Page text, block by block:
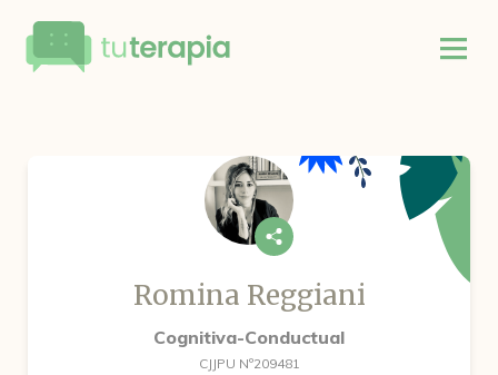
Romina Reggiani
Cognitiva-Conductual
CJJPU Nº209481